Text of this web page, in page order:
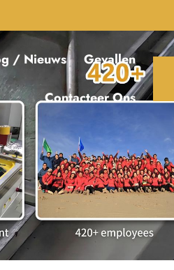
/ Nieuws Gevallen
Contacteer Ons